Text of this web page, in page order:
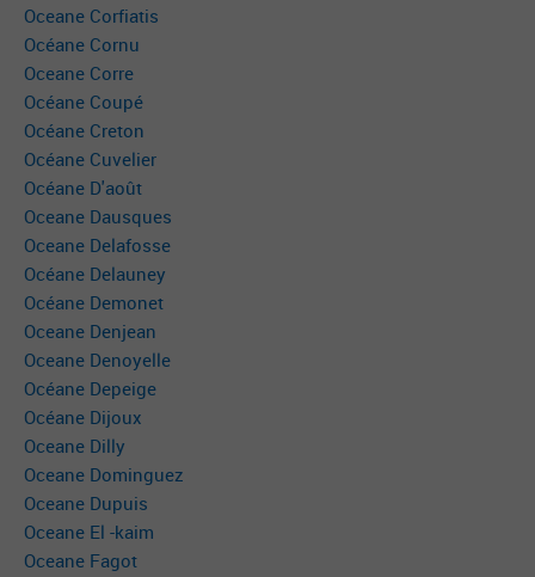
Oceane Corfiatis
Océane Cornu
Oceane Corre
Océane Coupé
Océane Creton
Océane Cuvelier
Océane D'août
Oceane Dausques
Oceane Delafosse
Océane Delauney
Océane Demonet
Oceane Denjean
Oceane Denoyelle
Océane Depeige
Océane Dijoux
Oceane Dilly
Oceane Dominguez
Oceane Dupuis
Oceane El -kaim
Oceane Fagot